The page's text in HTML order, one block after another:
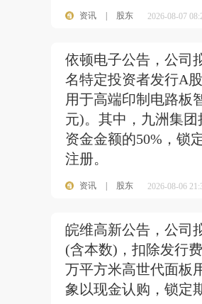
资讯 股东 2026-08-07
依顿电子公告，公司
名特定投资者发行A
用于高端印制电路板
元)。其中，九洲集
资金金额的50%，锁
注册。
资讯 股东 2026-08-06
皖维高新公告，公司
(含本数)，扣除发行
万平方米高世代面板
象以现金认购，锁定